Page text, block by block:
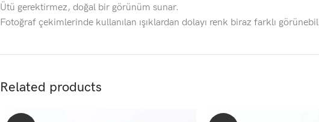
Ütü gerektirmez, doğal bir görünüm sunar.
Fotoğraf çekimlerinde kullanılan ışıklardan dolayı renk biraz farklı
Related products